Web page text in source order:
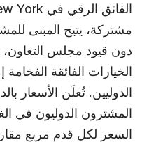
مشتركة، يتيح المبنى
دون قيود مجلس التعاون،
الخيارات الفائقة الفخامة
الدوليين. تُعلَن الأسعار
المشترون الدوليون في
السعر لكل قدم مربع